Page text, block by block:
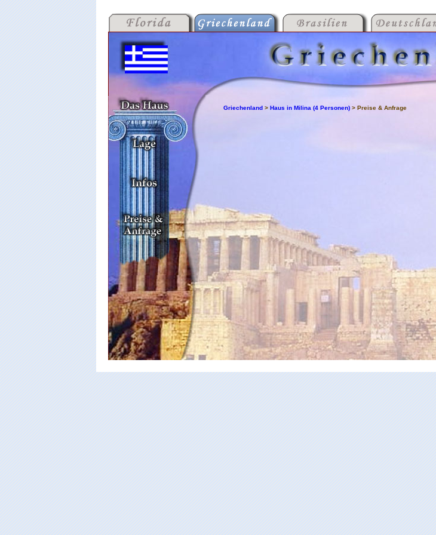
Griechenland > Haus in Milina (4 Personen) > Preise & Anfrage